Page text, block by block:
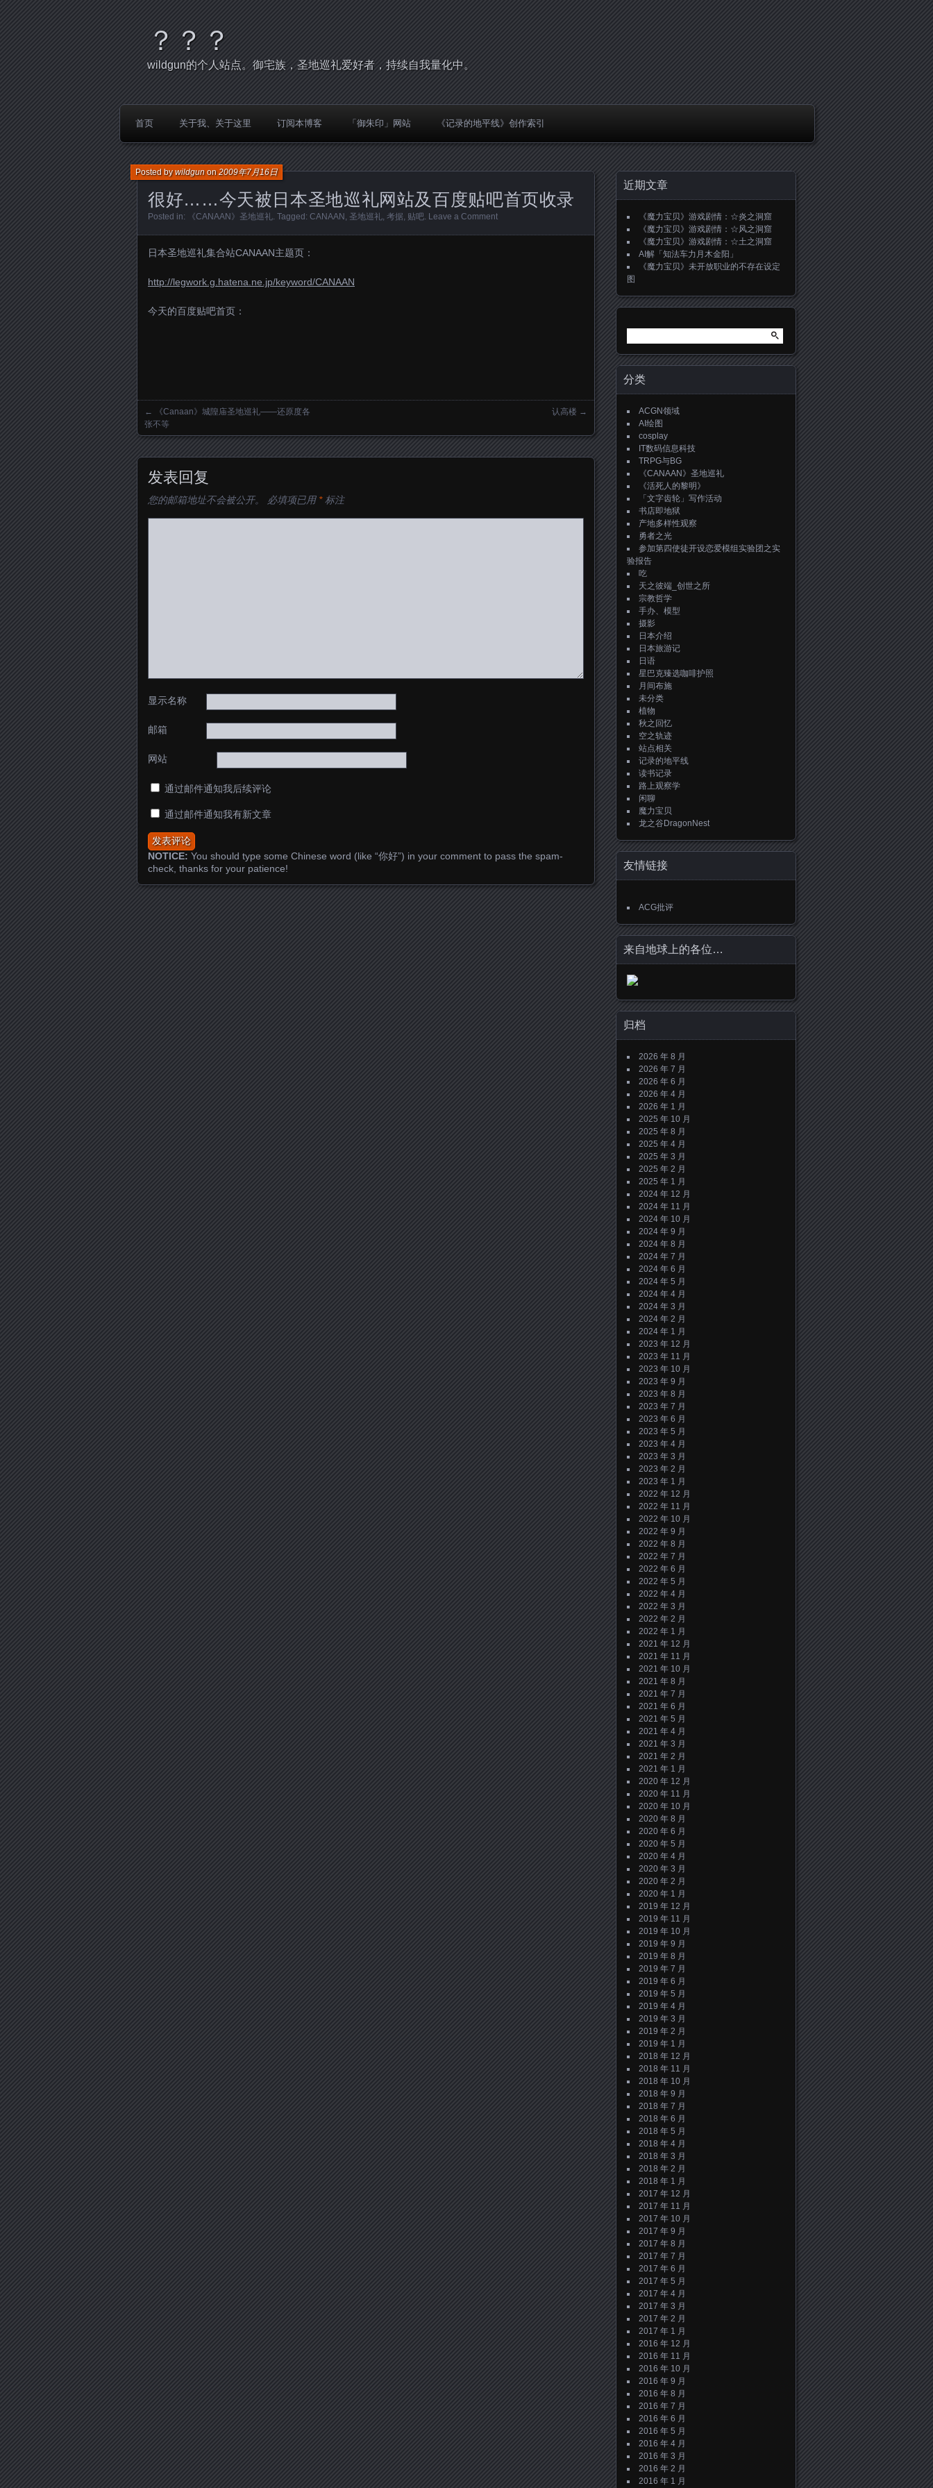
？？？
wildgun的个人站点。御宅族，圣地巡礼爱好者，持续自我量化中。
首页 关于我、关于这里 订阅本博客 「御朱印」网站 《记录的地平线》创作索引
很好……今天被日本圣地巡礼网站及百度贴吧首页收录
Posted bywildgunon2009年7月16日
Posted in: 《CANAAN》圣地巡礼. Tagged: CANAAN , 圣地巡礼, 考据, 贴吧. Leave a Comment
日本圣地巡礼集合站CANAAN主题页：
http://legwork.g.hatena.ne.jp/keyword/CANAAN
今天的百度贴吧首页：
Posts navigation
←
《Canaan》城隍庙圣地巡礼——还原度各
张不等
认高楼 →
发表回复
您的邮箱地址不会被公开。 必填项已用 *标注
显示名称
邮箱
网站
通过邮件通知我后续评论
通过邮件通知我有新文章
NOTICE: You should type some Chinese word (like “你好”) in your comment to pass the spam-
check, thanks for your patience!
近期文章
《魔力宝贝》游戏剧情：☆炎之洞窟
《魔力宝贝》游戏剧情：☆风之洞窟
《魔力宝贝》游戏剧情：☆土之洞窟
AI解「知法车力月木金阳」
《魔力宝贝》未开放职业的不存在设定
图
索：
分类
ACGN领域
AI绘图
cosplay
IT数码信息科技
TRPG与BG
《CANAAN》圣地巡礼
《活死人的黎明》
「文字齿轮」写作活动
书店即地狱
产地多样性观察
勇者之光
参加第四使徒开设恋爱模组实验团之实
验报告
吃
天之彼端_创世之所
宗教哲学
手办、模型
摄影
日本介绍
日本旅游记
日语
星巴克臻选咖啡护照
月间布施
未分类
植物
秋之回忆
空之轨迹
站点相关
记录的地平线
读书记录
路上观察学
闲聊
魔力宝贝
龙之谷DragonNest
友情链接
ACG批评
来自地球上的各位…
归档
2026 年 8 月
2026 年 7 月
2026 年 6 月
2026 年 4 月
2026 年 1 月
2025 年 10 月
2025 年 8 月
2025 年 4 月
2025 年 3 月
2025 年 2 月
2025 年 1 月
2024 年 12 月
2024 年 11 月
2024 年 10 月
2024 年 9 月
2024 年 8 月
2024 年 7 月
2024 年 6 月
2024 年 5 月
2024 年 4 月
2024 年 3 月
2024 年 2 月
2024 年 1 月
2023 年 12 月
2023 年 11 月
2023 年 10 月
2023 年 9 月
2023 年 8 月
2023 年 7 月
2023 年 6 月
2023 年 5 月
2023 年 4 月
2023 年 3 月
2023 年 2 月
2023 年 1 月
2022 年 12 月
2022 年 11 月
2022 年 10 月
2022 年 9 月
2022 年 8 月
2022 年 7 月
2022 年 6 月
2022 年 5 月
2022 年 4 月
2022 年 3 月
2022 年 2 月
2022 年 1 月
2021 年 12 月
2021 年 11 月
2021 年 10 月
2021 年 8 月
2021 年 7 月
2021 年 6 月
2021 年 5 月
2021 年 4 月
2021 年 3 月
2021 年 2 月
2021 年 1 月
2020 年 12 月
2020 年 11 月
2020 年 10 月
2020 年 8 月
2020 年 6 月
2020 年 5 月
2020 年 4 月
2020 年 3 月
2020 年 2 月
2020 年 1 月
2019 年 12 月
2019 年 11 月
2019 年 10 月
2019 年 9 月
2019 年 8 月
2019 年 7 月
2019 年 6 月
2019 年 5 月
2019 年 4 月
2019 年 3 月
2019 年 2 月
2019 年 1 月
2018 年 12 月
2018 年 11 月
2018 年 10 月
2018 年 9 月
2018 年 7 月
2018 年 6 月
2018 年 5 月
2018 年 4 月
2018 年 3 月
2018 年 2 月
2018 年 1 月
2017 年 12 月
2017 年 11 月
2017 年 10 月
2017 年 9 月
2017 年 8 月
2017 年 7 月
2017 年 6 月
2017 年 5 月
2017 年 4 月
2017 年 3 月
2017 年 2 月
2017 年 1 月
2016 年 12 月
2016 年 11 月
2016 年 10 月
2016 年 9 月
2016 年 8 月
2016 年 7 月
2016 年 6 月
2016 年 5 月
2016 年 4 月
2016 年 3 月
2016 年 2 月
2016 年 1 月